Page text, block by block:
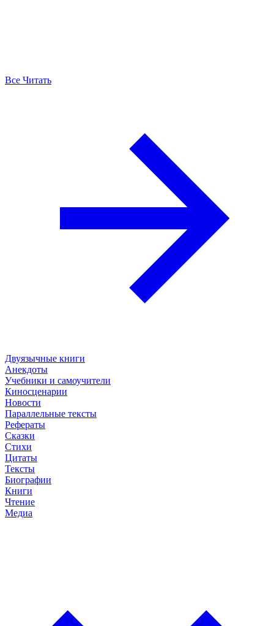
Все Читать
Двуязычные книги
Анекдоты
Учебники и самоучители
Киносценарии
Новости
Параллельные тексты
Рефераты
Сказки
Стихи
Цитаты
Тексты
Биографии
Книги
Чтение
Медиа